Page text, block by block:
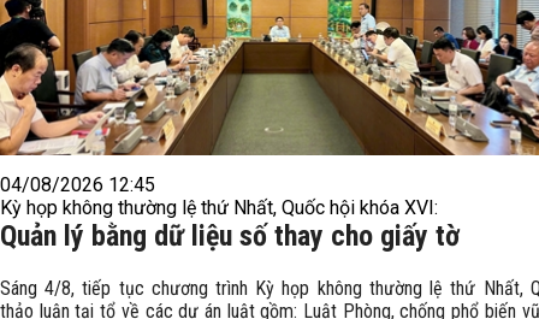
04/08/2026 12:45
Kỳ họp không thường lệ thứ Nhất, Quốc hội khóa XVI:
Quản lý bằng dữ liệu số thay cho giấy tờ
Sáng 4/8, tiếp tục chương trình Kỳ họp không thường lệ thứ Nhất,
thảo luận tại tổ về các​ dự án luật gồm: Luật Phòng, chống phổ biến